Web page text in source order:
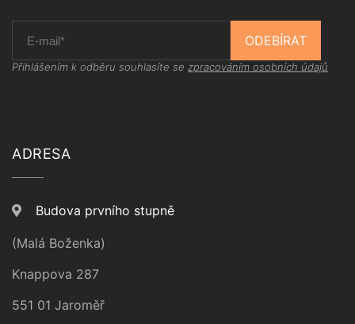
ODEBÍRAT
Přihlášením k odběru souhlasíte se zpracováním osobních údajů
ADRESA
Budova prvního stupně
(Malá Boženka)
Knappova 287
551 01 Jaroměř